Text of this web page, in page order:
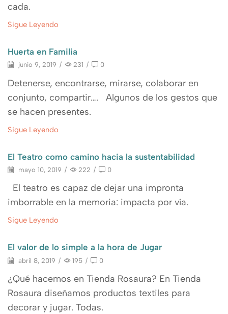
cada.
Sigue Leyendo
Huerta en Familia
junio 9, 2019 / 231 / 0
Detenerse, encontrarse, mirarse, colaborar en
conjunto, compartir…. Algunos de los gestos que
se hacen presentes.
Sigue Leyendo
El Teatro como camino hacia la sustentabilidad
mayo 10, 2019 / 222 / 0
El teatro es capaz de dejar una impronta
imborrable en la memoria: impacta por vía.
Sigue Leyendo
El valor de lo simple a la hora de Jugar
abril 8, 2019 / 195 / 0
¿Qué hacemos en Tienda Rosaura? En Tienda
Rosaura diseñamos productos textiles para
decorar y jugar. Todas.